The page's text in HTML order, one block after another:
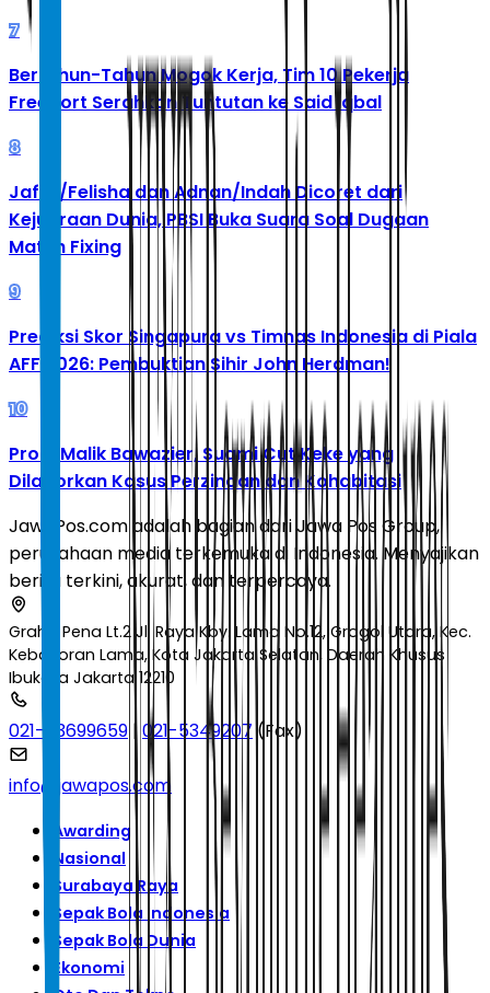
7
Bertahun-Tahun Mogok Kerja, Tim 10 Pekerja
Freeport Serahkan Tuntutan ke Said Iqbal
8
Jafar/Felisha dan Adnan/Indah Dicoret dari
Kejuaraan Dunia, PBSI Buka Suara Soal Dugaan
Match Fixing
9
Prediksi Skor Singapura vs Timnas Indonesia di Piala
AFF 2026: Pembuktian Sihir John Herdman!
10
Profil Malik Bawazier, Suami Cut Keke yang
Dilaporkan Kasus Perzinaan dan Kohabitasi
JawaPos.com adalah bagian dari Jawa Pos Group,
perusahaan media terkemuka di Indonesia. Menyajikan
berita terkini, akurat, dan terpercaya.
Graha Pena Lt.2 Jl. Raya Kby. Lama No.12, Grogol Utara, Kec.
Kebayoran Lama, Kota Jakarta Selatan, Daerah Khusus
Ibukota Jakarta 12210
021-53699659 |021-5349207(Fax)
info@jawapos.com
Awarding
Nasional
Surabaya Raya
Sepak Bola Indonesia
Sepak Bola Dunia
Ekonomi